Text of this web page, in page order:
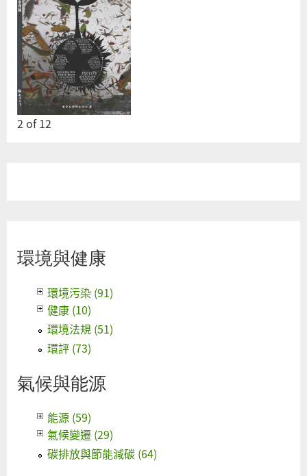
2 of12
環境與健康
環境污染 (91)
健康 (10)
環境法規 (51)
環評 (73)
氣候與能源
能源 (59)
氣候變遷 (29)
碳排放與節能減碳 (64)